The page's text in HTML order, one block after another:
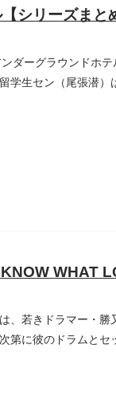
シリーズまと
ダーグラウンドホ
学生セン（尾張潜
WHAT
、若きドラマー・
第に彼のドラムとセ